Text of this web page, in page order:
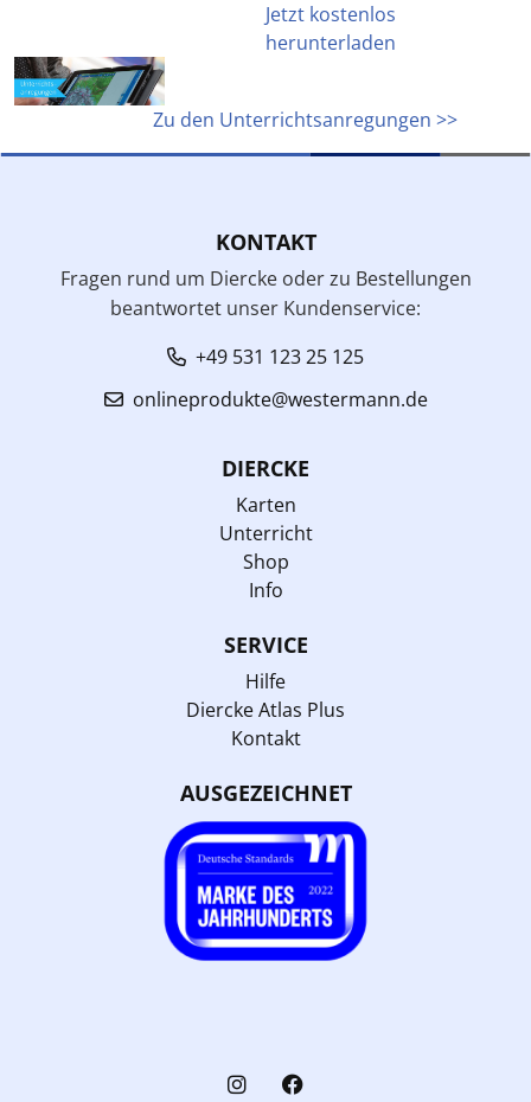
Jetzt kostenlos
herunterladen
Zu den Unterrichtsanregungen >>
KONTAKT
Fragen rund um Diercke oder zu Bestellungen
beantwortet unser Kundenservice:
+49 531 123 25 125
onlineprodukte@westermann.de
DIERCKE
Karten
Unterricht
Shop
Info
SERVICE
Hilfe
Diercke Atlas Plus
Kontakt
AUSGEZEICHNET